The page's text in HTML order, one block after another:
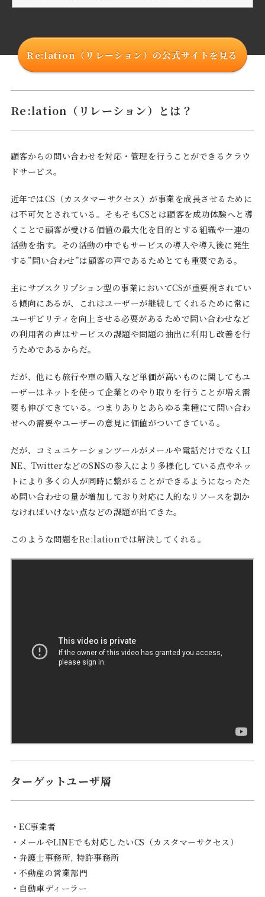
Re:lation（リレーション）の公式サイトを見る
Re:lation（リレーション）とは？
顧客からの問い合わせを対応・管理を行うことができるクラウ
ドサービス。
近年ではCS（カスタマーサクセス）が事業を成長させるために
は不可欠とされている。そもそもCSとは顧客を成功体験へと導
くことで顧客が受ける価値の最大化を目的とする組織や一連の
活動を指す。その活動の中でもサービスの導入や導入後に発生
する”問い合わせ”は顧客の声であるためとても重要である。
主にサブスクリプション型の事業においてCSが重要視されてい
る傾向にあるが、これはユーザーが継続してくれるために常に
ユーザビリティを向上させる必要があるためで問い合わせなど
の利用者の声はサービスの課題や問題の抽出に利用し改善を行
うためであるからだ。
だが、他にも旅行や車の購入など単価が高いものに関してもユ
ーザーはネットを使って企業とのやり取りを行うことが増え需
要も伸びてきている。つまりありとあらゆる業種にて問い合わ
せへの需要やユーザーの意見に価値がついてきている。
だが、コミュニケーションツールがメールや電話だけでなくLI
NE、TwitterなどのSNSの参入により多様化している点やネッ
トにより多くの人が同時に繋がることができるようになったた
め問い合わせの量が増加しており対応に人的なリソースを割か
なければいけない点などの課題が出てきた。
このような問題をRe:lationでは解決してくれる。
ターゲットユーザ層
・EC事業者
・メールやLINEでも対応したいCS（カスタマーサクセス）
・弁護士事務所, 特許事務所
・不動産の営業部門
・自動車ディーラー